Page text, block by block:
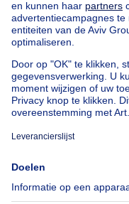
Andere
Onze huizen
Huis te koop
Huis te koop
Over
Immoweb
Pers
Jobs